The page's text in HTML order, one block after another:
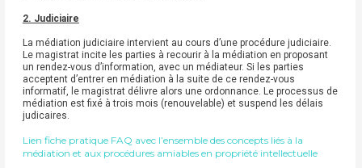
2. Judiciaire
La médiation judiciaire intervient au cours d’une procédure judiciaire.
Le magistrat incite les parties à recourir à la médiation en proposant
un rendez-vous d’information, avec un médiateur. Si les parties
acceptent d’entrer en médiation à la suite de ce rendez-vous
informatif, le magistrat délivre alors une ordonnance. Le processus de
médiation est fixé à trois mois (renouvelable) et suspend les délais
judicaires.
Lien fiche pratique FAQ avec l’ensemble des concepts liés à la
médiation et aux procédures amiables en propriété intellectuelle